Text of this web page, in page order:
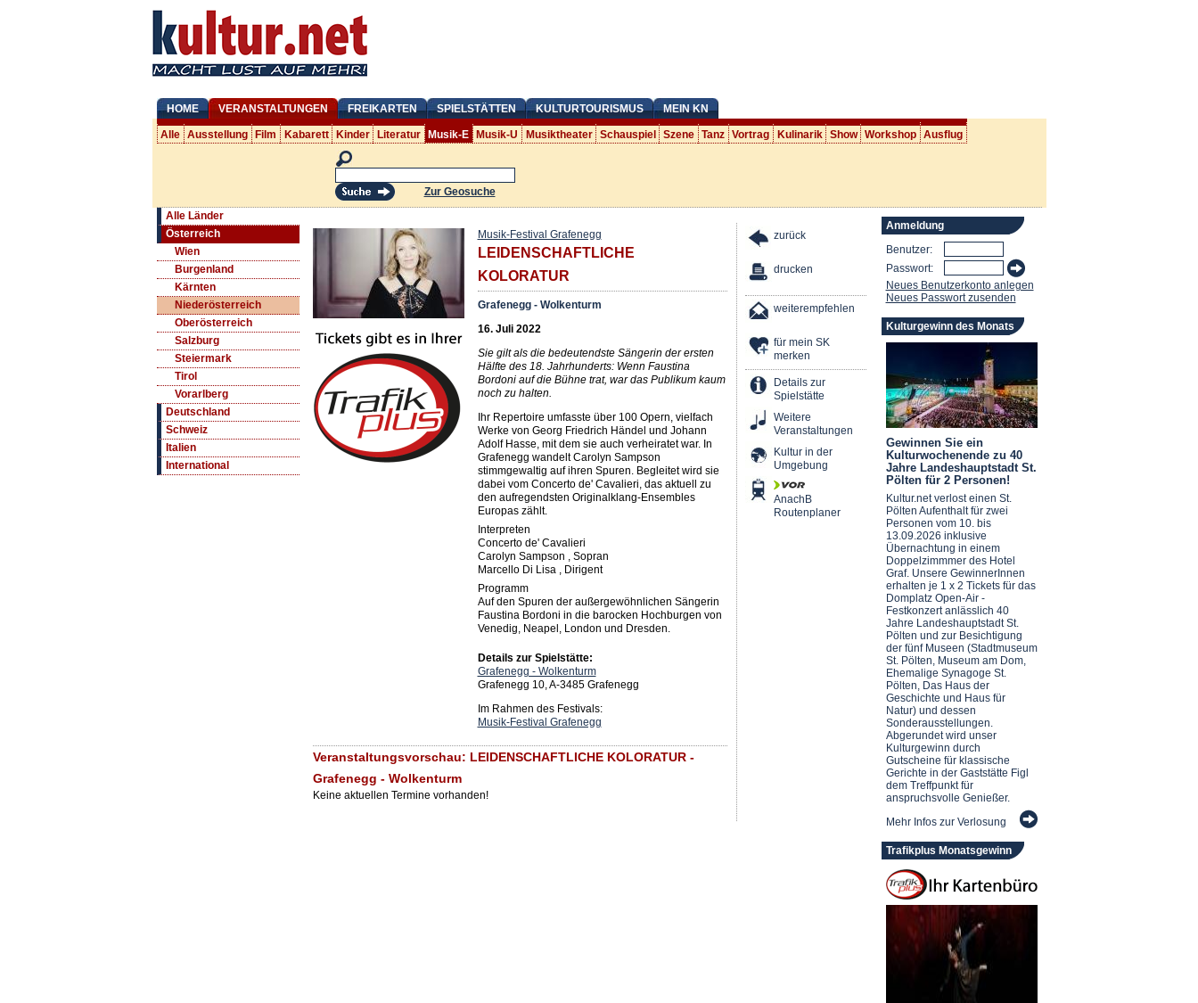
HOME VERANSTALTUNGEN FREIKARTEN SPIELSTÄTTEN KULTURTOURISMUS MEIN KN
Alle Ausstellung Film Kabarett Kinder Literatur Musik-E Musik-U Musiktheater Schauspiel Szene Tanz Vortrag Kulinarik Show Workshop Ausflug
Zur Geosuche
Alle Länder
Österreich
Wien
Burgenland
Kärnten
Niederösterreich
Oberösterreich
Salzburg
Steiermark
Tirol
Vorarlberg
Deutschland
Schweiz
Italien
International
Musik-Festival Grafenegg
LEIDENSCHAFTLICHE
KOLORATUR
Grafenegg - Wolkenturm
16. Juli 2022
Sie gilt als die bedeutendste Sängerin der ersten
Hälfte des 18. Jahrhunderts: Wenn Faustina
Bordoni auf die Bühne trat, war das Publikum kaum
noch zu halten.
Ihr Repertoire umfasste über 100 Opern, vielfach
Werke von Georg Friedrich Händel und Johann
Adolf Hasse, mit dem sie auch verheiratet war. In
Grafenegg wandelt Carolyn Sampson
stimmgewaltig auf ihren Spuren. Begleitet wird sie
dabei vom Concerto de' Cavalieri, das aktuell zu
den aufregendsten Originalklang-Ensembles
Europas zählt.
Interpreten
Concerto de' Cavalieri
Carolyn Sampson , Sopran
Marcello Di Lisa , Dirigent
Programm
Auf den Spuren der außergewöhnlichen Sängerin
Faustina Bordoni in die barocken Hochburgen von
Venedig, Neapel, London und Dresden.
Details zur Spielstätte:
Grafenegg - Wolkenturm
Grafenegg 10, A-3485 Grafenegg
Im Rahmen des Festivals:
Musik-Festival Grafenegg
Veranstaltungsvorschau: LEIDENSCHAFTLICHE KOLORATUR -
Grafenegg - Wolkenturm
Keine aktuellen Termine vorhanden!
zurück
drucken
weiterempfehlen
für mein SK
merken
Details zur
Spielstätte
Weitere
Veranstaltungen
Kultur in der
Umgebung
AnachB
Routenplaner
Anmeldung
Benutzer:
Passwort:
Neues Benutzerkonto anlegen
Neues Passwort zusenden
Kulturgewinn des Monats
Gewinnen Sie ein
Kulturwochenende zu 40
Jahre Landeshauptstadt St.
Pölten für 2 Personen!
Kultur.net verlost einen St.
Pölten Aufenthalt für zwei
Personen vom 10. bis
13.09.2026 inklusive
Übernachtung in einem
Doppelzimmmer des Hotel
Graf. Unsere GewinnerInnen
erhalten je 1 x 2 Tickets für das
Domplatz Open-Air -
Festkonzert anlässlich 40
Jahre Landeshauptstadt St.
Pölten und zur Besichtigung
der fünf Museen (Stadtmuseum
St. Pölten, Museum am Dom,
Ehemalige Synagoge St.
Pölten, Das Haus der
Geschichte und Haus für
Natur) und dessen
Sonderausstellungen.
Abgerundet wird unser
Kulturgewinn durch
Gutscheine für klassische
Gerichte in der Gaststätte Figl
dem Treffpunkt für
anspruchsvolle Genießer.
Mehr Infos zur Verlosung
Trafikplus Monatsgewinn